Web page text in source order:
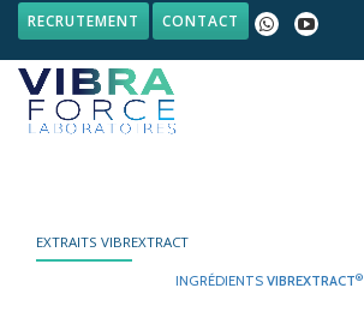
Aller
contenu
RECRUTEMENT CONTACT
fa-
fa-
EXTRAITS VIBREXTRACT
INGRÉDIENTS VIBREXTRACT®